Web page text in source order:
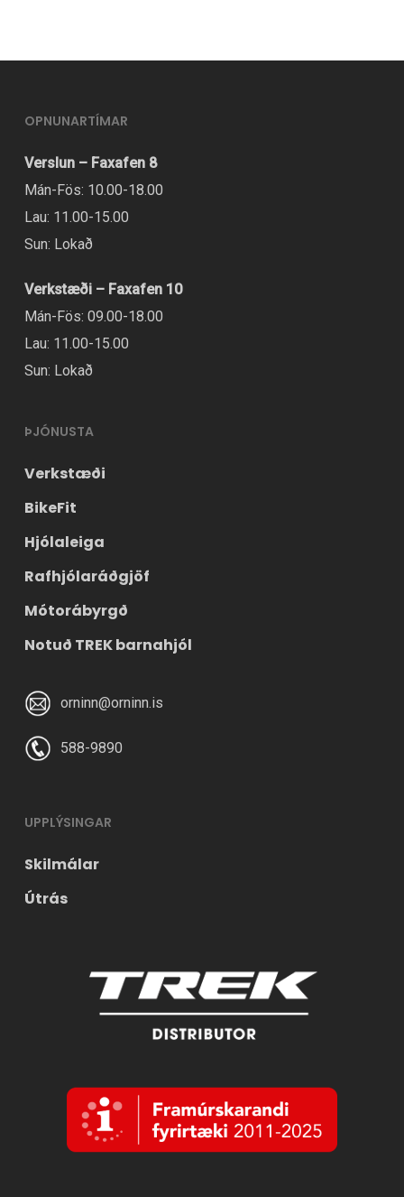
OPNUNARTÍMAR
Verslun – Faxafen 8
Mán-Fös: 10.00-18.00
Lau: 11.00-15.00
Sun: Lokað
Verkstæði – Faxafen 10
Mán-Fös: 09.00-18.00
Lau: 11.00-15.00
Sun: Lokað
ÞJÓNUSTA
Verkstæði
BikeFit
Hjólaleiga
Rafhjólaráðgjöf
Mótorábyrgð
Notuð TREK barnahjól
orninn@orninn.is
588-9890
UPPLÝSINGAR
Skilmálar
Útrás